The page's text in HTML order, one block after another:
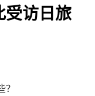
受访日旅